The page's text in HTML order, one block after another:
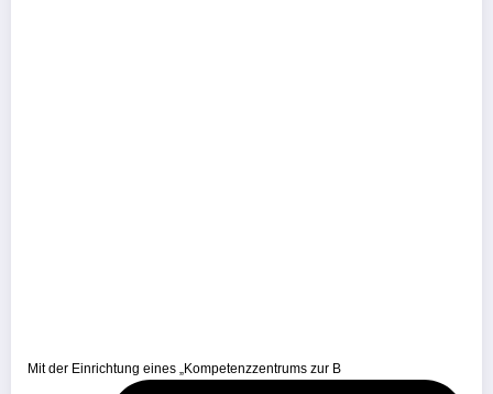
Mit der Einrichtung eines „Kompetenzzentrums zur B